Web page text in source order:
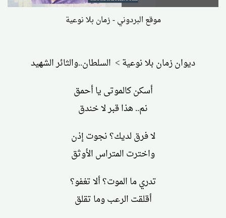
موقع البردوني - زمان بلا نوعية
ديوان زمان بلا نوعية > السلطان..والثائر الشهيد
أسكن كالموتى يا أحمق
نم.. هذا قبر لا خندق
لا فرق لديك؟ نجوت إذن
واخترت المتراس الأوثق
تدري ما الموت؟ ألا تغفو؟
أقلقت الرعب وما تقلق